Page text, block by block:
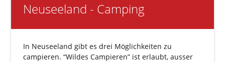
Neuseeland - Camping
In Neuseeland gibt es drei Möglichkeiten zu
campieren. “Wildes Campieren” ist erlaubt, ausser